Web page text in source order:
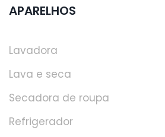
APARELHOS
Lavadora
Lava e seca
Secadora de roupa
Refrigerador